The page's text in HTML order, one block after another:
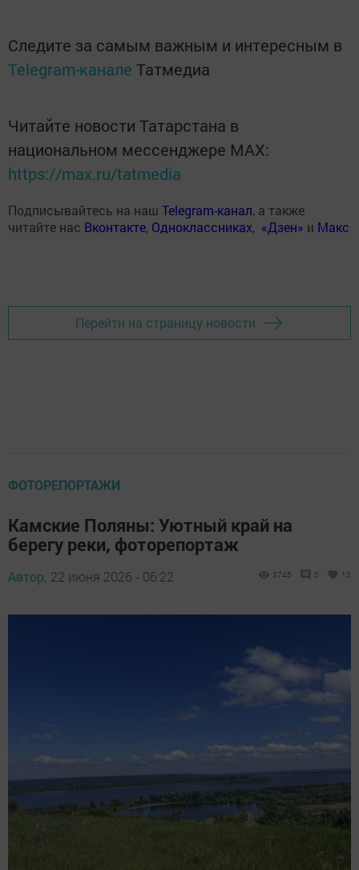
Следите за самым важным и интересным в
Telegram-канале Татмедиа
Читайте новости Татарстана в
национальном мессенджере MАХ:
https://max.ru/tatmedia
Подписывайтесь на наш Telegram-канал, а также
читайте нас Вконтакте, Одноклассниках, «Дзен» и Макс
Перейти на страницу новости
ФОТОРЕПОРТАЖИ
Камские Поляны: Уютный край на
берегу реки, фоторепортаж
Автор, 22 июня 2026 - 06:22 3745 0 13